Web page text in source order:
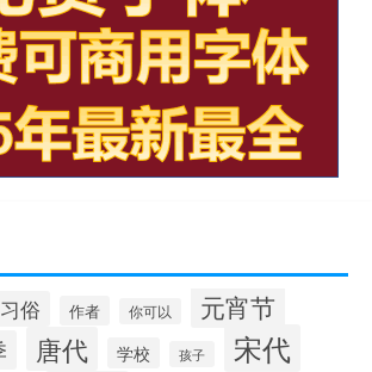
习俗 作者 你可以 元宵节
唐代 学校 孩子 宋代